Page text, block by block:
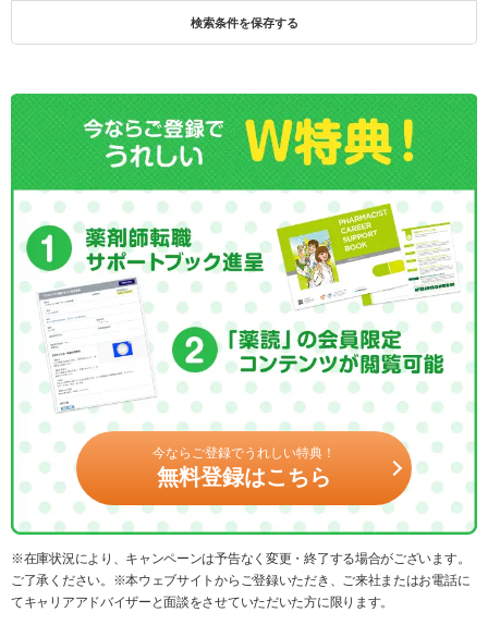
検索条件を保存する
今ならご登録でうれしい特典！
無料登録はこちら
※在庫状況により、キャンペーンは予告なく変更・終了する場合がございます。
ご了承ください。※本ウェブサイトからご登録いただき、ご来社またはお電話に
てキャリアアドバイザーと面談をさせていただいた方に限ります。